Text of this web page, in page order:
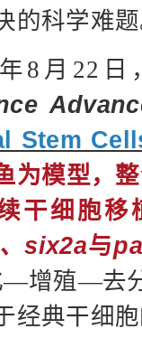
的科学难
年8月22
Stem
为模型，
干细胞移
six2a与
—增殖—去
经典干细